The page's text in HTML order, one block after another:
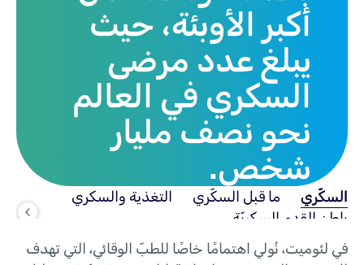
أكبر الأوبئة، حيث
يبلغ عدد مرضى
السكري في العالم
نحو نصف مليار
شخص.
السكّري ما قبل السكّري
التغذية والسكري
باطن القدم السكريّة
في لئوميت، نُولي اهتمامًا خاصًا للطبّ الوقائي، التي تهدف